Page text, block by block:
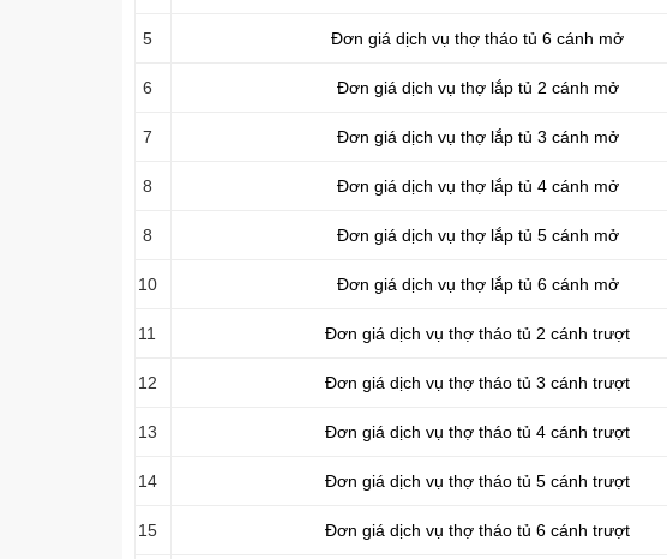
5 Đơn giá dịch vụ thợ tháo tủ 6 cánh mở
6 Đơn giá dịch vụ thợ lắp tủ 2 cánh mở
7 Đơn giá dịch vụ thợ lắp tủ 3 cánh mở
8 Đơn giá dịch vụ thợ lắp tủ 4 cánh mở
8 Đơn giá dịch vụ thợ lắp tủ 5 cánh mở
10 Đơn giá dịch vụ thợ lắp tủ 6 cánh mở
11 Đơn giá dịch vụ thợ tháo tủ 2 cánh trượt
12 Đơn giá dịch vụ thợ tháo tủ 3 cánh trượt
13 Đơn giá dịch vụ thợ tháo tủ 4 cánh trượt
14 Đơn giá dịch vụ thợ tháo tủ 5 cánh trượt
15 Đơn giá dịch vụ thợ tháo tủ 6 cánh trượt